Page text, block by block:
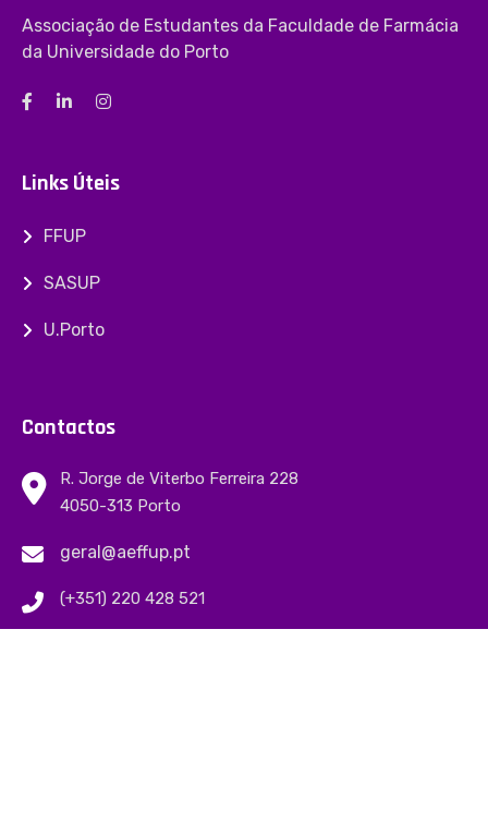
Associação de Estudantes da Faculdade de Farmácia
da Universidade do Porto
Links Úteis
FFUP
SASUP
U.Porto
Contactos
R. Jorge de Viterbo Ferreira 228
4050-313 Porto
geral@aeffup.pt
(+351) 220 428 521